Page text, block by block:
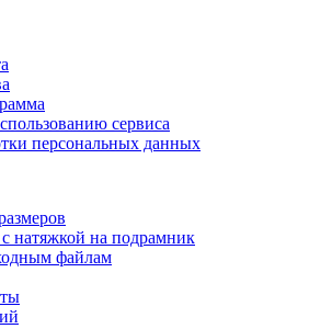
сервиса
персональных данных
c натяжкой на подрамник
файлам